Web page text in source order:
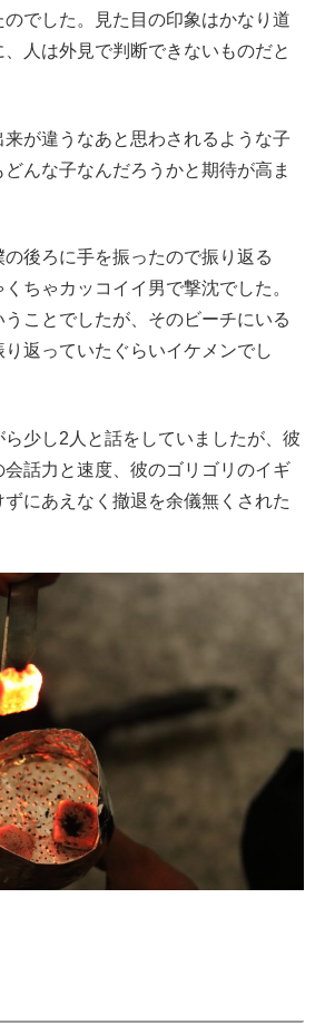
でした。見た目の印象はかなり道
人は外見で判断できないものだと
が違うなあと思わされるような子
んな子なんだろうかと期待が高ま
後ろに手を振ったので振り返る
ちゃカッコイイ男で撃沈でした。
ことでしたが、そのビーチにいる
返っていたぐらいイケメンでし
少し2人と話をしていましたが、彼
話力と速度、彼のゴリゴリのイギ
にあえなく撤退を余儀無くされた